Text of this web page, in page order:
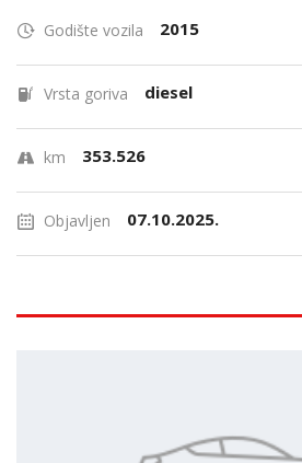
Godište vozila 2015
Vrsta goriva diesel
km 353.526
Objavljen 07.10.2025.